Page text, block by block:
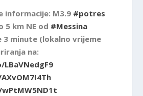
informacije: M3.9 #potres
5 km NE od #Messina
3 minute (lokalno vrijeme
na: